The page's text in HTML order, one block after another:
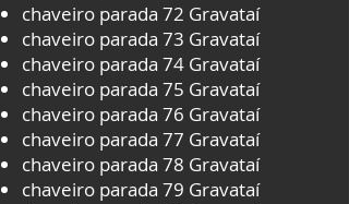
chaveiro parada 72 Gravataí
chaveiro parada 73 Gravataí
chaveiro parada 74 Gravataí
chaveiro parada 75 Gravataí
chaveiro parada 76 Gravataí
chaveiro parada 77 Gravataí
chaveiro parada 78 Gravataí
chaveiro parada 79 Gravataí